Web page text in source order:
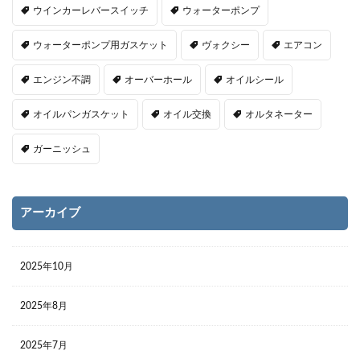
ウインカーレバースイッチ ウォーターポンプ
ウォーターポンプ用ガスケット ヴォクシー エアコン
エンジン不調 オーバーホール オイルシール
オイルパンガスケット オイル交換 オルタネーター
ガーニッシュ
アーカイブ
2025年10月
2025年8月
2025年7月